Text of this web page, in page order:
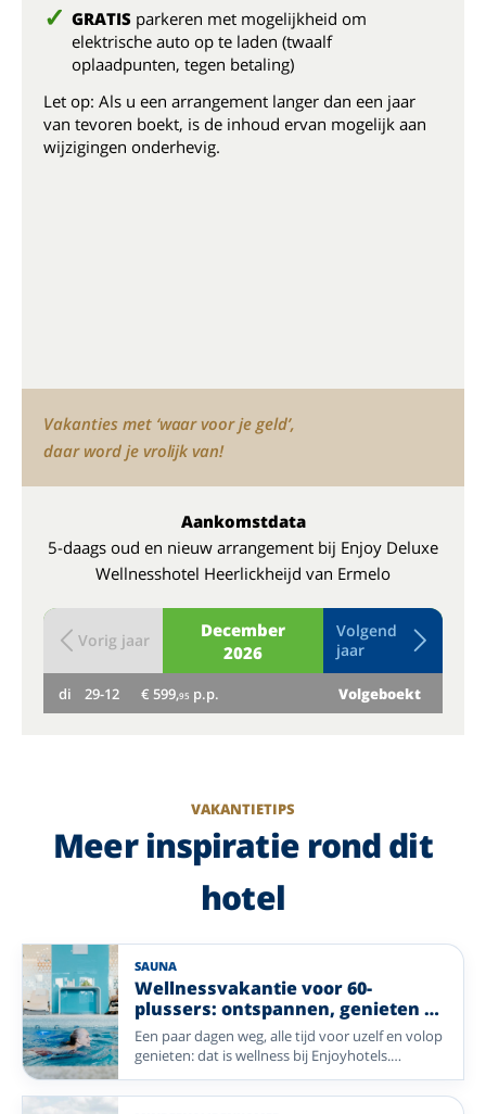
GRATIS parkeren met mogelijkheid om
elektrische auto op te laden (twaalf
oplaadpunten, tegen betaling)
Let op: Als u een arrangement langer dan een jaar
van tevoren boekt, is de inhoud ervan mogelijk aan
wijzigingen onderhevig.
Vakanties met ‘waar voor je geld’,
daar word je vrolijk van!
Aankomstdata
5-daags oud en nieuw arrangement bij Enjoy Deluxe
Wellnesshotel Heerlickheijd van Ermelo
December
2026
Vorig jaar
Volgend
jaar
di 29-12 € 599,95 p.p. Volgeboekt
VAKANTIETIPS
Meer inspiratie rond dit
hotel
SAUNA
Wellnessvakantie voor 60-
plussers: ontspannen, genieten en
opladen
Een paar dagen weg, alle tijd voor uzelf en volop
genieten: dat is wellness bij Enjoyhotels.
Ontspan in de sauna of het zwembad, geniet
van lekker eten en trek eropuit voor een